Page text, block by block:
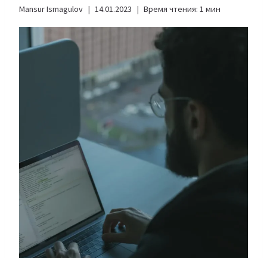
Mansur Ismagulov 14.01.2023 Время чтения: 1 мин